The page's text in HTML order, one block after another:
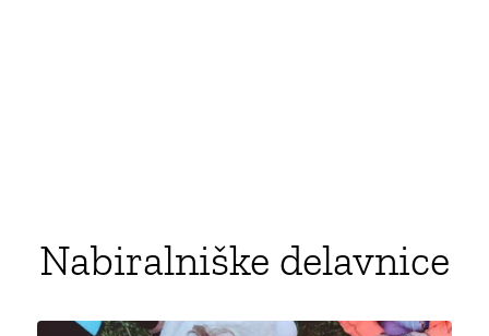
Nabiralniške delavnice